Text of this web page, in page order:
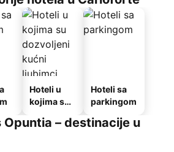
Hoteli u
kojima su
kućni
Hoteli sa
parkingom
Opuntia – destinacije u